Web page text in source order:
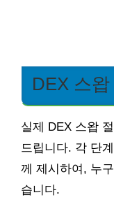
DEX 스
실제 DEX 스왑
드립니다. 각 단
께 제시하여, 누
습니다.